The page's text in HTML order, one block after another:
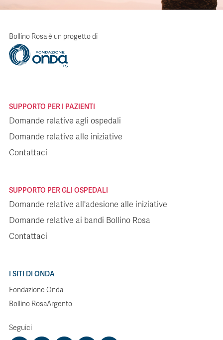
Bollino Rosa è un progetto di
SUPPORTO PER I PAZIENTI
Domande relative agli ospedali
Domande relative alle iniziative
Contattaci
SUPPORTO PER GLI OSPEDALI
Domande relative all'adesione alle iniziative
Domande relative ai bandi Bollino Rosa
Contattaci
I SITI DI ONDA
Fondazione Onda
Bollino RosaArgento
Seguici